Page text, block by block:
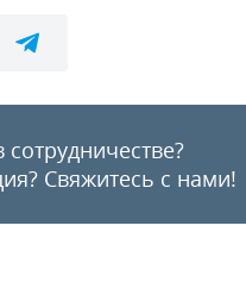
Свяжитесь с нами!